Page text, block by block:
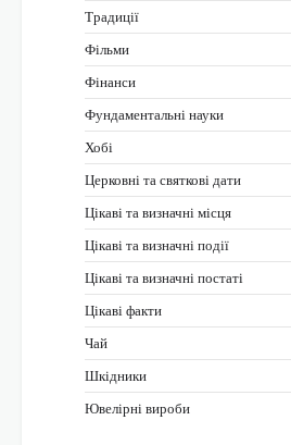
Традиції
Фільми
Фінанси
Фундаментальні науки
Хобі
Церковні та святкові дати
Цікаві та визначні місця
Цікаві та визначні події
Цікаві та визначні постаті
Цікаві факти
Чай
Шкідники
Ювелірні вироби